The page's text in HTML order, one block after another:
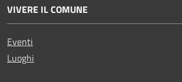
VIVERE IL COMUNE
Eventi
Luoghi